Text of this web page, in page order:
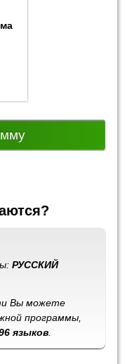
РУССКИЙ
Вы можете
программы,
языков